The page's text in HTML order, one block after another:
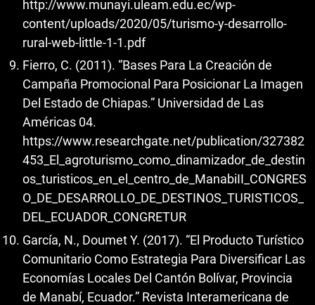
http://www.munayi.uleam.edu.ec/wp-
content/uploads/2020/05/turismo-y-desarrollo-
rural-web-little-1-1.pdf
Fierro, C. (2011). “Bases Para La Creación de
Campaña Promocional Para Posicionar La Imagen
Del Estado de Chiapas.” Universidad de Las
Américas 04.
https://www.researchgate.net/publication/327382
453_El_agroturismo_como_dinamizador_de_destin
os_turisticos_en_el_centro_de_ManabiII_CONGRES
O_DE_DESARROLLO_DE_DESTINOS_TURISTICOS_
DEL_ECUADOR_CONGRETUR
García, N., Doumet Y. (2017). “El Producto Turístico
Comunitario Como Estrategia Para Diversificar Las
Economías Locales Del Cantón Bolívar, Provincia
de Manabí, Ecuador.” Revista Interamericana de